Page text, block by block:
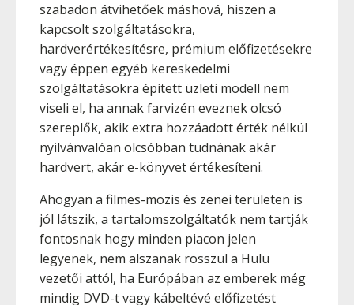
szabadon átvihetőek máshová, hiszen a
kapcsolt szolgáltatásokra,
hardverértékesítésre, prémium előfizetésekre
vagy éppen egyéb kereskedelmi
szolgáltatásokra épített üzleti modell nem
viseli el, ha annak farvizén eveznek olcsó
szereplők, akik extra hozzáadott érték nélkül
nyilvánvalóan olcsóbban tudnának akár
hardvert, akár e-könyvet értékesíteni.
Ahogyan a filmes-mozis és zenei területen is
jól látszik, a tartalomszolgáltatók nem tartják
fontosnak hogy minden piacon jelen
legyenek, nem alszanak rosszul a Hulu
vezetői attól, ha Európában az emberek még
mindig DVD-t vagy kábeltévé előfizetést